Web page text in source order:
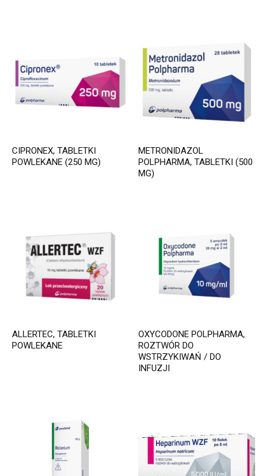
CIPRONEX, TABLETKI
POWLEKANE (250 MG)
METRONIDAZOL
POLPHARMA, TABLETKI (500
MG)
ALLERTEC, TABLETKI
POWLEKANE
OXYCODONE POLPHARMA,
ROZTWÓR DO
WSTRZYKIWAŃ / DO
INFUZJI